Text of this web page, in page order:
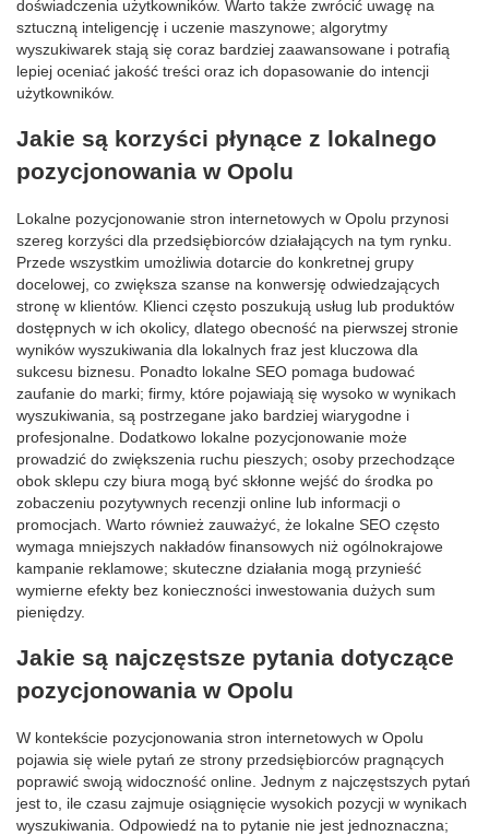
doświadczenia użytkowników. Warto także zwrócić uwagę na
sztuczną inteligencję i uczenie maszynowe; algorytmy
wyszukiwarek stają się coraz bardziej zaawansowane i potrafią
lepiej oceniać jakość treści oraz ich dopasowanie do intencji
użytkowników.
Jakie są korzyści płynące z lokalnego
pozycjonowania w Opolu
Lokalne pozycjonowanie stron internetowych w Opolu przynosi
szereg korzyści dla przedsiębiorców działających na tym rynku.
Przede wszystkim umożliwia dotarcie do konkretnej grupy
docelowej, co zwiększa szanse na konwersję odwiedzających
stronę w klientów. Klienci często poszukują usług lub produktów
dostępnych w ich okolicy, dlatego obecność na pierwszej stronie
wyników wyszukiwania dla lokalnych fraz jest kluczowa dla
sukcesu biznesu. Ponadto lokalne SEO pomaga budować
zaufanie do marki; firmy, które pojawiają się wysoko w wynikach
wyszukiwania, są postrzegane jako bardziej wiarygodne i
profesjonalne. Dodatkowo lokalne pozycjonowanie może
prowadzić do zwiększenia ruchu pieszych; osoby przechodzące
obok sklepu czy biura mogą być skłonne wejść do środka po
zobaczeniu pozytywnych recenzji online lub informacji o
promocjach. Warto również zauważyć, że lokalne SEO często
wymaga mniejszych nakładów finansowych niż ogólnokrajowe
kampanie reklamowe; skuteczne działania mogą przynieść
wymierne efekty bez konieczności inwestowania dużych sum
pieniędzy.
Jakie są najczęstsze pytania dotyczące
pozycjonowania w Opolu
W kontekście pozycjonowania stron internetowych w Opolu
pojawia się wiele pytań ze strony przedsiębiorców pragnących
poprawić swoją widoczność online. Jednym z najczęstszych pytań
jest to, ile czasu zajmuje osiągnięcie wysokich pozycji w wynikach
wyszukiwania. Odpowiedź na to pytanie nie jest jednoznaczna;